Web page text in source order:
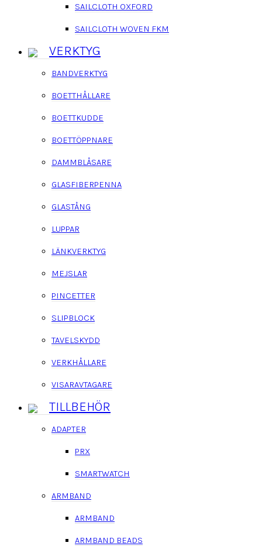
SAILCLOTH OXFORD
SAILCLOTH WOVEN FKM
VERKTYG
BANDVERKTYG
BOETTHÅLLARE
BOETTKUDDE
BOETTÖPPNARE
DAMMBLÅSARE
GLASFIBERPENNA
GLASTÅNG
LUPPAR
LÄNKVERKTYG
MEJSLAR
PINCETTER
SLIPBLOCK
TAVELSKYDD
VERKHÅLLARE
VISARAVTAGARE
TILLBEHÖR
ADAPTER
PRX
SMARTWATCH
ARMBAND
ARMBAND
ARMBAND BEADS